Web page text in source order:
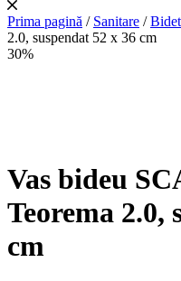
Prima pagină / Sanitare /Bidet
2.0, suspendat 52 x 36 cm
30%
Vas bideu
Teorema 2.0,
cm